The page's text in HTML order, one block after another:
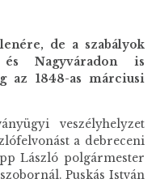
de a szabályok
és Nagyváradon is
az 1848-as márciusi
veszélyhelyzet
a debreceni
László polgármester
Puskás István